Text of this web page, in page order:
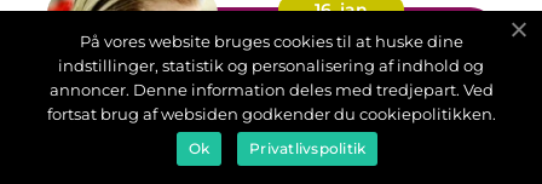
16. jan
Creme mod bumser - en
omfattende guide til at
forstå og behandle bumser
Indledning: Bumser er en
irriterende og til tider pinlig
hudtilstand, som mange
På vores website bruges cookies til at huske dine
indstillinger, statistik og personalisering af indhold og
annoncer. Denne information deles med tredjepart. Ved
fortsat brug af websiden godkender du cookiepolitikken.
Ok Privatlivspolitik